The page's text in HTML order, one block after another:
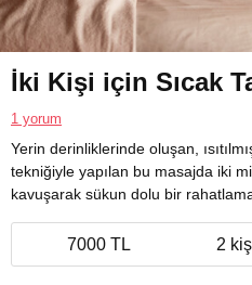
İki Kişi için Sıcak
1 yorum
Yerin derinliklerinde oluşan,
tekniğiyle yapılan bu masajda iki
kavuşarak sükun dolu bir
7000 TL 2